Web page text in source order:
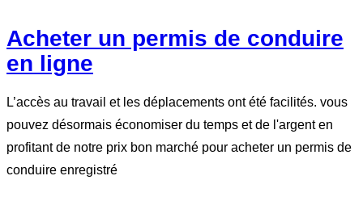
Acheter un permis de conduire
en ligne
L’accès au travail et les déplacements ont été facilités. vous
pouvez désormais économiser du temps et de l'argent en
profitant de notre prix bon marché pour acheter un permis de
conduire enregistré